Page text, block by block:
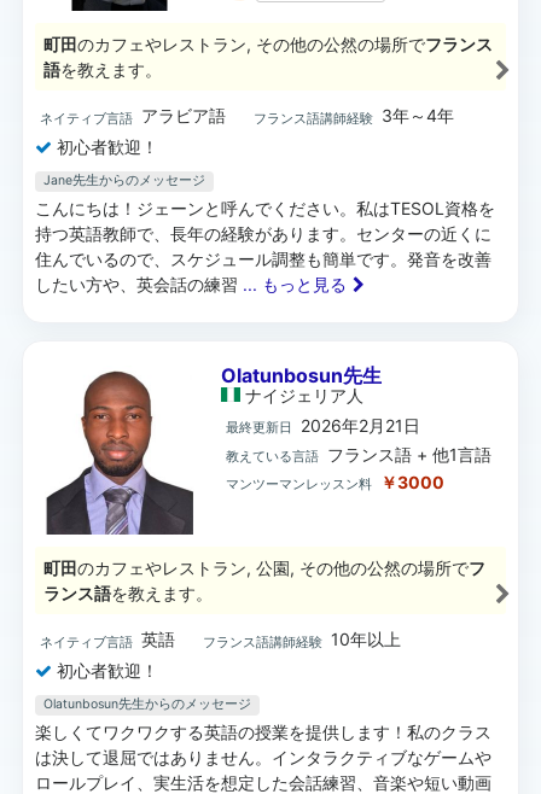
町田のカフェやレストラン, その他の公然の場所でフランス
語を教えます。
ネイティブ言語 アラビア語 フランス語講師経験
3年～4年
初心者歓迎！
Jane先生からのメッセージ
こんにちは！ジェーンと呼んでください。私はTESOL資格を
持つ英語教師で、長年の経験があります。センターの近くに
住んでいるので、スケジュール調整も簡単です。発音を改善
したい方や、英会話の練習 ... もっと見る
Olatunbosun先生
ナイジェリア 人
最終更新日 2026年2月21日
教えている言語 フランス語 + 他1言語
マンツーマンレッスン料 ￥3000
町田のカフェやレストラン, 公園, その他の公然の場所でフ
ランス語を教えます。
ネイティブ言語 英語 フランス語講師経験 10年以上
初心者歓迎！
Olatunbosun先生からのメッセージ
楽しくてワクワクする英語の授業を提供します！私のクラス
は決して退屈ではありません。インタラクティブなゲームや
ロールプレイ、実生活を想定した会話練習、音楽や短い動画